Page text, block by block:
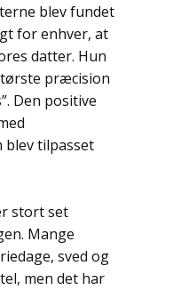
blev fundet
for enhver, at
datter. Hun
præcision
Den positive
blev tilpasset
stort set
Mange
sved og
men det har